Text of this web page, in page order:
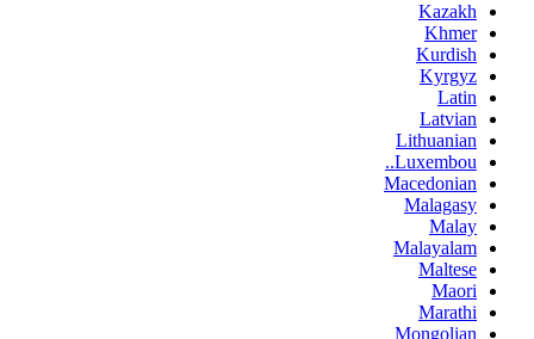
Kazakh
Khmer
Kurdish
Kyrgyz
Latin
Latvian
Lithuanian
Luxembou..
Macedonian
Malagasy
Malay
Malayalam
Maltese
Maori
Marathi
Mongolian